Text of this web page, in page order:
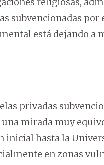
religiosas,
subvencionadas por
está dejando a
privadas
mirada muy
inicial hasta la
en zonas